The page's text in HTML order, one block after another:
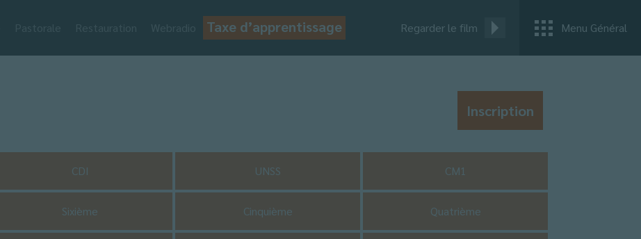
Taxe d’apprentissage Regarder le film Menu Général
Inscription
CDI UNSS CM1
Sixième Cinquième Quatrième